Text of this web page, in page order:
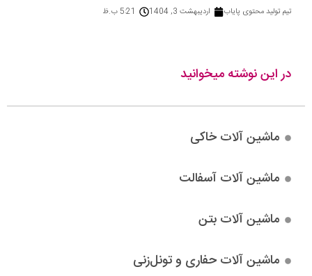
تیم تولید محتوی پایاب اردیبهشت 3, 1404 5:21 ب.ظ
در این نوشته میخوانید
ماشین آلات خاکی
ماشین آلات آسفالت
ماشین آلات بتن
ماشین آلات حفاری و تونل‌زنی